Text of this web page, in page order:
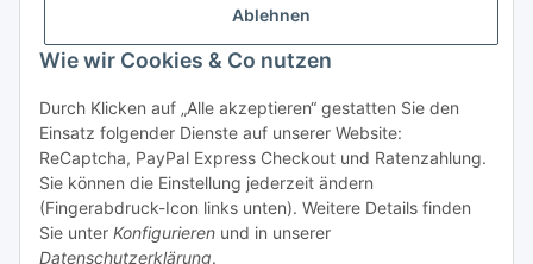
Ablehnen
Wie wir Cookies & Co nutzen
Durch Klicken auf „Alle akzeptieren“ gestatten Sie den
Einsatz folgender Dienste auf unserer Website:
ReCaptcha, PayPal Express Checkout und Ratenzahlung.
Sie können die Einstellung jederzeit ändern
(Fingerabdruck-Icon links unten). Weitere Details finden
Sie unter Konfigurieren und in unserer
Datenschutzerklärung.
Gesetzliche Informationen
Vertrag widerrufen
* Alle Preise inkl. gesetzlicher USt., zzgl.